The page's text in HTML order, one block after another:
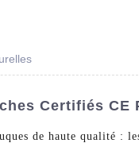
Certifiés CE
de haute qualité :